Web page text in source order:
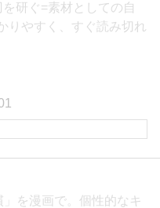
研ぐ=素材としての自
りやすく、すぐ読み切れ
を漫画で。個性的なキ